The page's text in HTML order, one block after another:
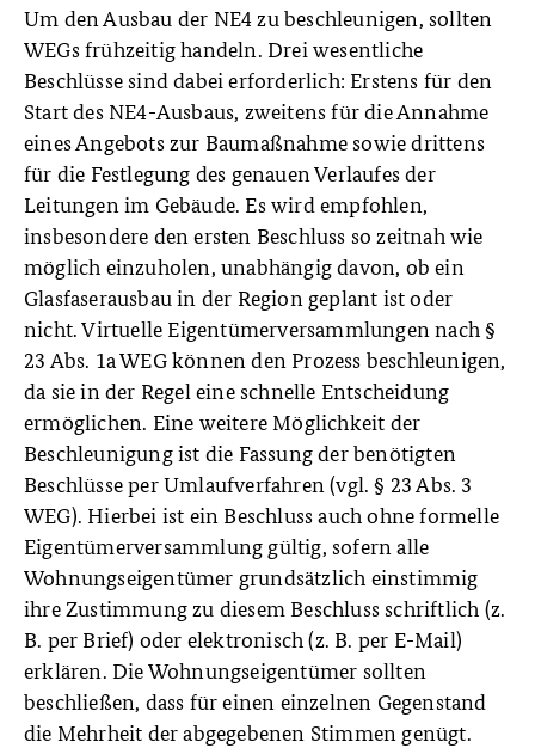
Um den Ausbau der NE4 zu beschleunigen, sollten
WEGs frühzeitig handeln. Drei wesentliche
Beschlüsse sind dabei erforderlich: Erstens für den
Start des NE4-Ausbaus, zweitens für die Annahme
eines Angebots zur Baumaßnahme sowie drittens
für die Festlegung des genauen Verlaufes der
Leitungen im Gebäude. Es wird empfohlen,
insbesondere den ersten Beschluss so zeitnah wie
möglich einzuholen, unabhängig davon, ob ein
Glasfaserausbau in der Region geplant ist oder
nicht. Virtuelle Eigentümerversammlungen nach §
23 Abs. 1a WEG können den Prozess beschleunigen,
da sie in der Regel eine schnelle Entscheidung
ermöglichen. Eine weitere Möglichkeit der
Beschleunigung ist die Fassung der benötigten
Beschlüsse per Umlaufverfahren (vgl. § 23 Abs. 3
WEG). Hierbei ist ein Beschluss auch ohne formelle
Eigentümerversammlung gültig, sofern alle
Wohnungseigentümer grundsätzlich einstimmig
ihre Zustimmung zu diesem Beschluss schriftlich (z.
B. per Brief) oder elektronisch (z. B. per E-Mail)
erklären. Die Wohnungseigentümer sollten
beschließen, dass für einen einzelnen Gegenstand
die Mehrheit der abgegebenen Stimmen genügt.